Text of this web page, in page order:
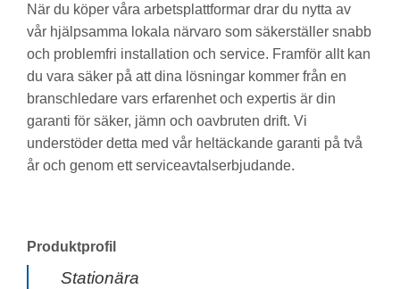
När du köper våra arbetsplattformar drar du nytta av
vår hjälpsamma lokala närvaro som säkerställer snabb
och problemfri installation och service. Framför allt kan
du vara säker på att dina lösningar kommer från en
branschledare vars erfarenhet och expertis är din
garanti för säker, jämn och oavbruten drift. Vi
understöder detta med vår heltäckande garanti på två
år och genom ett serviceavtalserbjudande.
Produktprofil
Stationära